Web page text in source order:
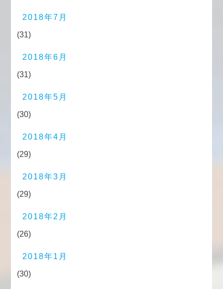
2018年7月
(31)
2018年6月
(31)
2018年5月
(30)
2018年4月
(29)
2018年3月
(29)
2018年2月
(26)
2018年1月
(30)